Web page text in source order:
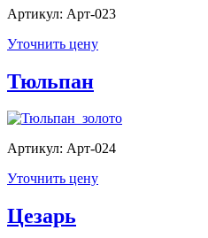
Артикул: Арт-023
Уточнить цену
Тюльпан
Артикул: Арт-024
Уточнить цену
Цезарь